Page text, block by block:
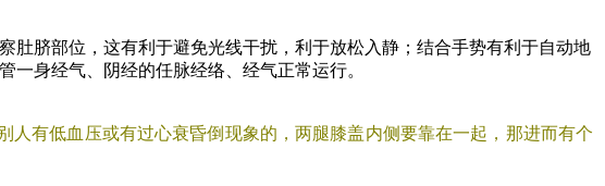
肚脐部位，这有利于避免光线干扰，利于放松入静；结合手势有利于自动地
身经气、阴经的任脉经络、经气正常运行。
有低血压或有过心衰昏倒现象的，两腿膝盖内侧要靠在一起，那进而有个